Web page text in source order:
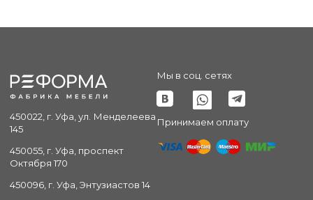
450022, г. Уфа, ул. Менделеева
145
450055, г. Уфа, проспект
Октября 170
450096, г. Уфа, Энтузиастов 14
Мы в соц. сетях
Принимаем оплату